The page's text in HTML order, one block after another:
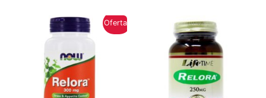
Oferta!